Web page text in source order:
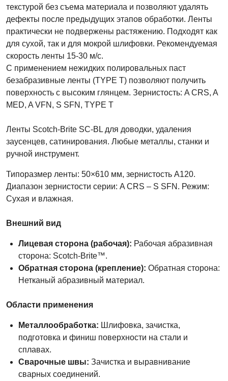
текстурой без съема материала и позволяют удалять
дефекты после предыдущих этапов обработки. Ленты
практически не подвержены растяжению. Подходят как
для сухой, так и для мокрой шлифовки. Рекомендуемая
скорость ленты 15-30 м/с.
С применением нежидких полировальных паст
безабразивные ленты (TYPE T) позволяют получить
поверхность с высоким глянцем. Зернистость: A CRS, A
MED, A VFN, S SFN, TYPE T
Ленты Scotch-Brite SC-BL для доводки, удаления
заусенцев, сатинирования. Любые металлы, станки и
ручной инструмент.
Типоразмер ленты: 50×610 мм, зернистость A120.
Диапазон зернистости серии: A CRS – S SFN. Режим:
Сухая и влажная.
Внешний вид
Лицевая сторона (рабочая): Рабочая абразивная
сторона: Scotch-Brite™.
Обратная сторона (крепление): Обратная сторона:
Нетканый абразивный материал.
Области применения
Металлообработка: Шлифовка, зачистка,
подготовка и финиш поверхности на стали и
сплавах.
Сварочные швы: Зачистка и выравнивание
сварных соединений.